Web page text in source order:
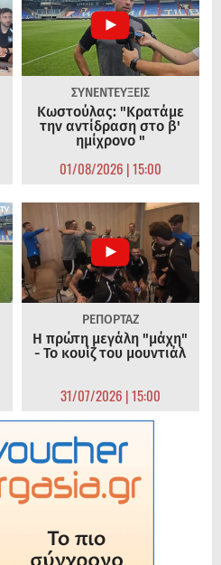
ΣΥΝΕΝΤΕΥΞΕΙΣ
Κωστούλας: "Κρατάμε
την αντίδραση στο β'
ημίχρονο "
01/08/2026 | 15:00
ΡΕΠΟΡΤΑΖ
Η πρώτη μεγάλη "μάχη"
- Το κουίζ του μουντιάλ
31/07/2026 | 15:00